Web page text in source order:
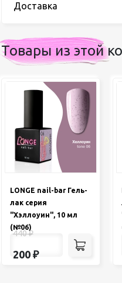
Доставка
Товары из этой
LONGE nail-bar Гель-
лак серия
"Хэллоуин", 10 мл
(№06)
440₽
200 ₽